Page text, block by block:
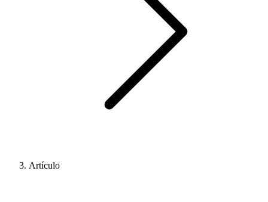
Artículo